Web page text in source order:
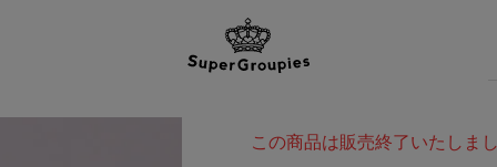
この商品は販売終了いたしま